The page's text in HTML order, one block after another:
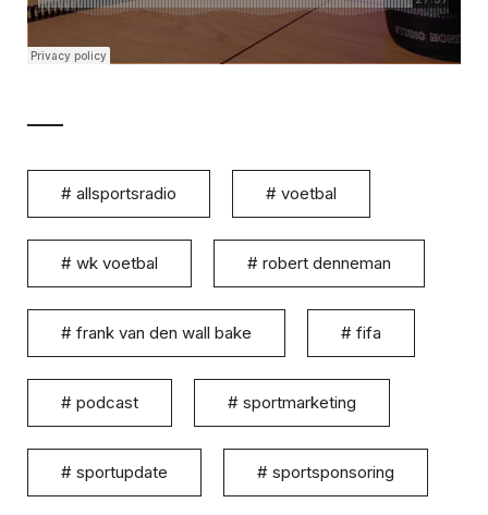
# allsportsradio # voetbal
# wk voetbal # robert denneman
# frank van den wall bake # fifa
# podcast # sportmarketing
# sportupdate # sportsponsoring